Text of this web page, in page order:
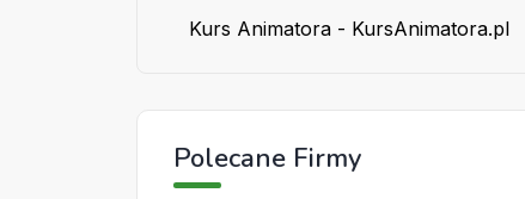
Kurs Animatora - KursAnimatora.pl
Polecane Firmy